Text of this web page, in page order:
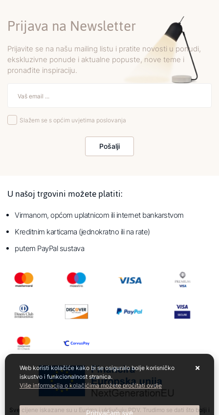
Prijava na Newsletter
Prijavite se na našu mailing listu i pratite novosti u ponudi,
ekskluzivne ponude i aktualne popuste, nove teme i
pronađite inspiraciju.
Slažem se s općim uvjetima poslovanja
Pošalji
U našoj trgovini možete platiti:
Virmanom, općom uplatnicom ili internet bankarstvom
Kreditnim karticama (jednokratno ili na rate)
putem PayPal sustava
Sve cijene iskazane su u Eurima i uključuju PDV. Trudimo se dati što bolji i
Web koristi kolačiće kako bi se osiguralo bolje korisničko
iskustvo i funkcionalnost stranica.
Više informacija o kolačićima možete pročitati ovdje
Prihvaćam sve